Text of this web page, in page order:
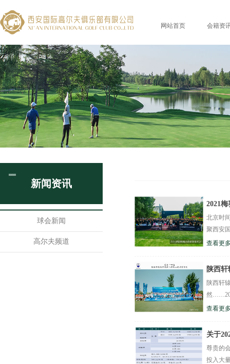
网站首页 会籍资
新闻资讯
球会新闻
高尔夫频道
2021
北京时
聚西安
查看更
陕西
陕西轩
然
查看更
关于
尊贵的
投入大